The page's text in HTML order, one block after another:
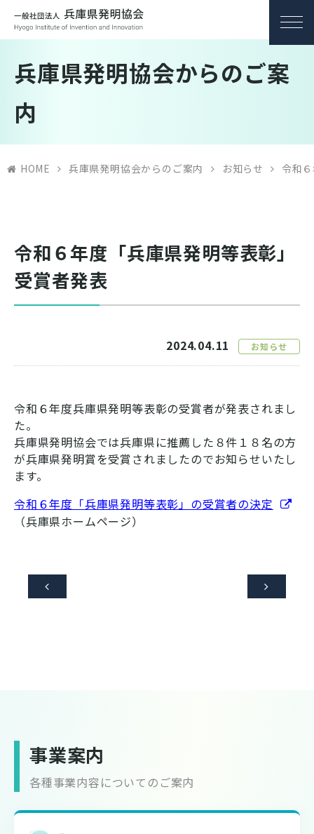
兵庫県発明協会からのご案
内
HOME 兵庫県発明協会からのご案内 お知らせ 令和
令和６年度「兵庫県発明等表彰」
受賞者発表
2024.04.11 お知らせ
令和６年度兵庫県発明等表彰の受賞者が発表されまし
た。
兵庫県発明協会では兵庫県に推薦した８件１８名の方
が兵庫県発明賞を受賞されましたのでお知らせいたし
ます。
令和６年度「兵庫県発明等表彰」の受賞者の決定
（兵庫県ホームページ）
 
事業案内
各種事業内容についてのご案内